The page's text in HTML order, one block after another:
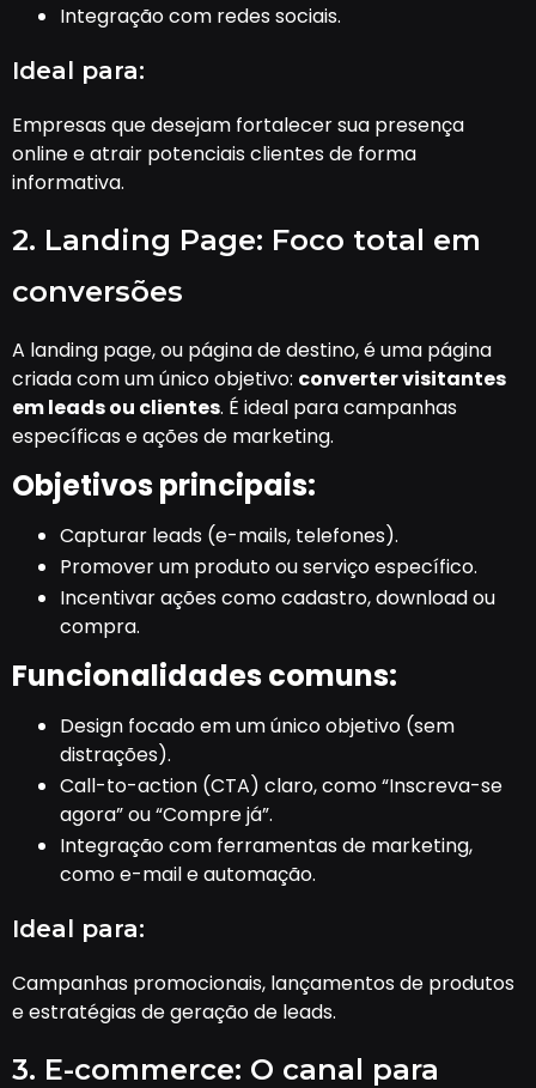
Integração com redes sociais.
Ideal para:
Empresas que desejam fortalecer sua presença
online e atrair potenciais clientes de forma
informativa.
2. Landing Page: Foco total em
conversões
A landing page, ou página de destino, é uma página
criada com um único objetivo: converter visitantes
em leads ou clientes. É ideal para campanhas
específicas e ações de marketing.
Objetivos principais:
Capturar leads (e-mails, telefones).
Promover um produto ou serviço específico.
Incentivar ações como cadastro, download ou
compra.
Funcionalidades comuns:
Design focado em um único objetivo (sem
distrações).
Call-to-action (CTA) claro, como “Inscreva-se
agora” ou “Compre já”.
Integração com ferramentas de marketing,
como e-mail e automação.
Ideal para:
Campanhas promocionais, lançamentos de produtos
e estratégias de geração de leads.
3. E-commerce: O canal para